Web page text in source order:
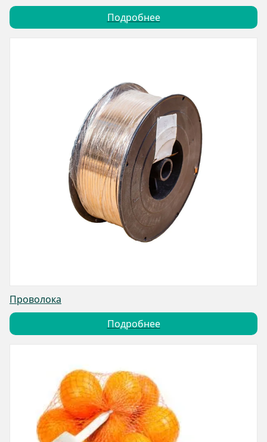
Подробнее
Проволока
Подробнее